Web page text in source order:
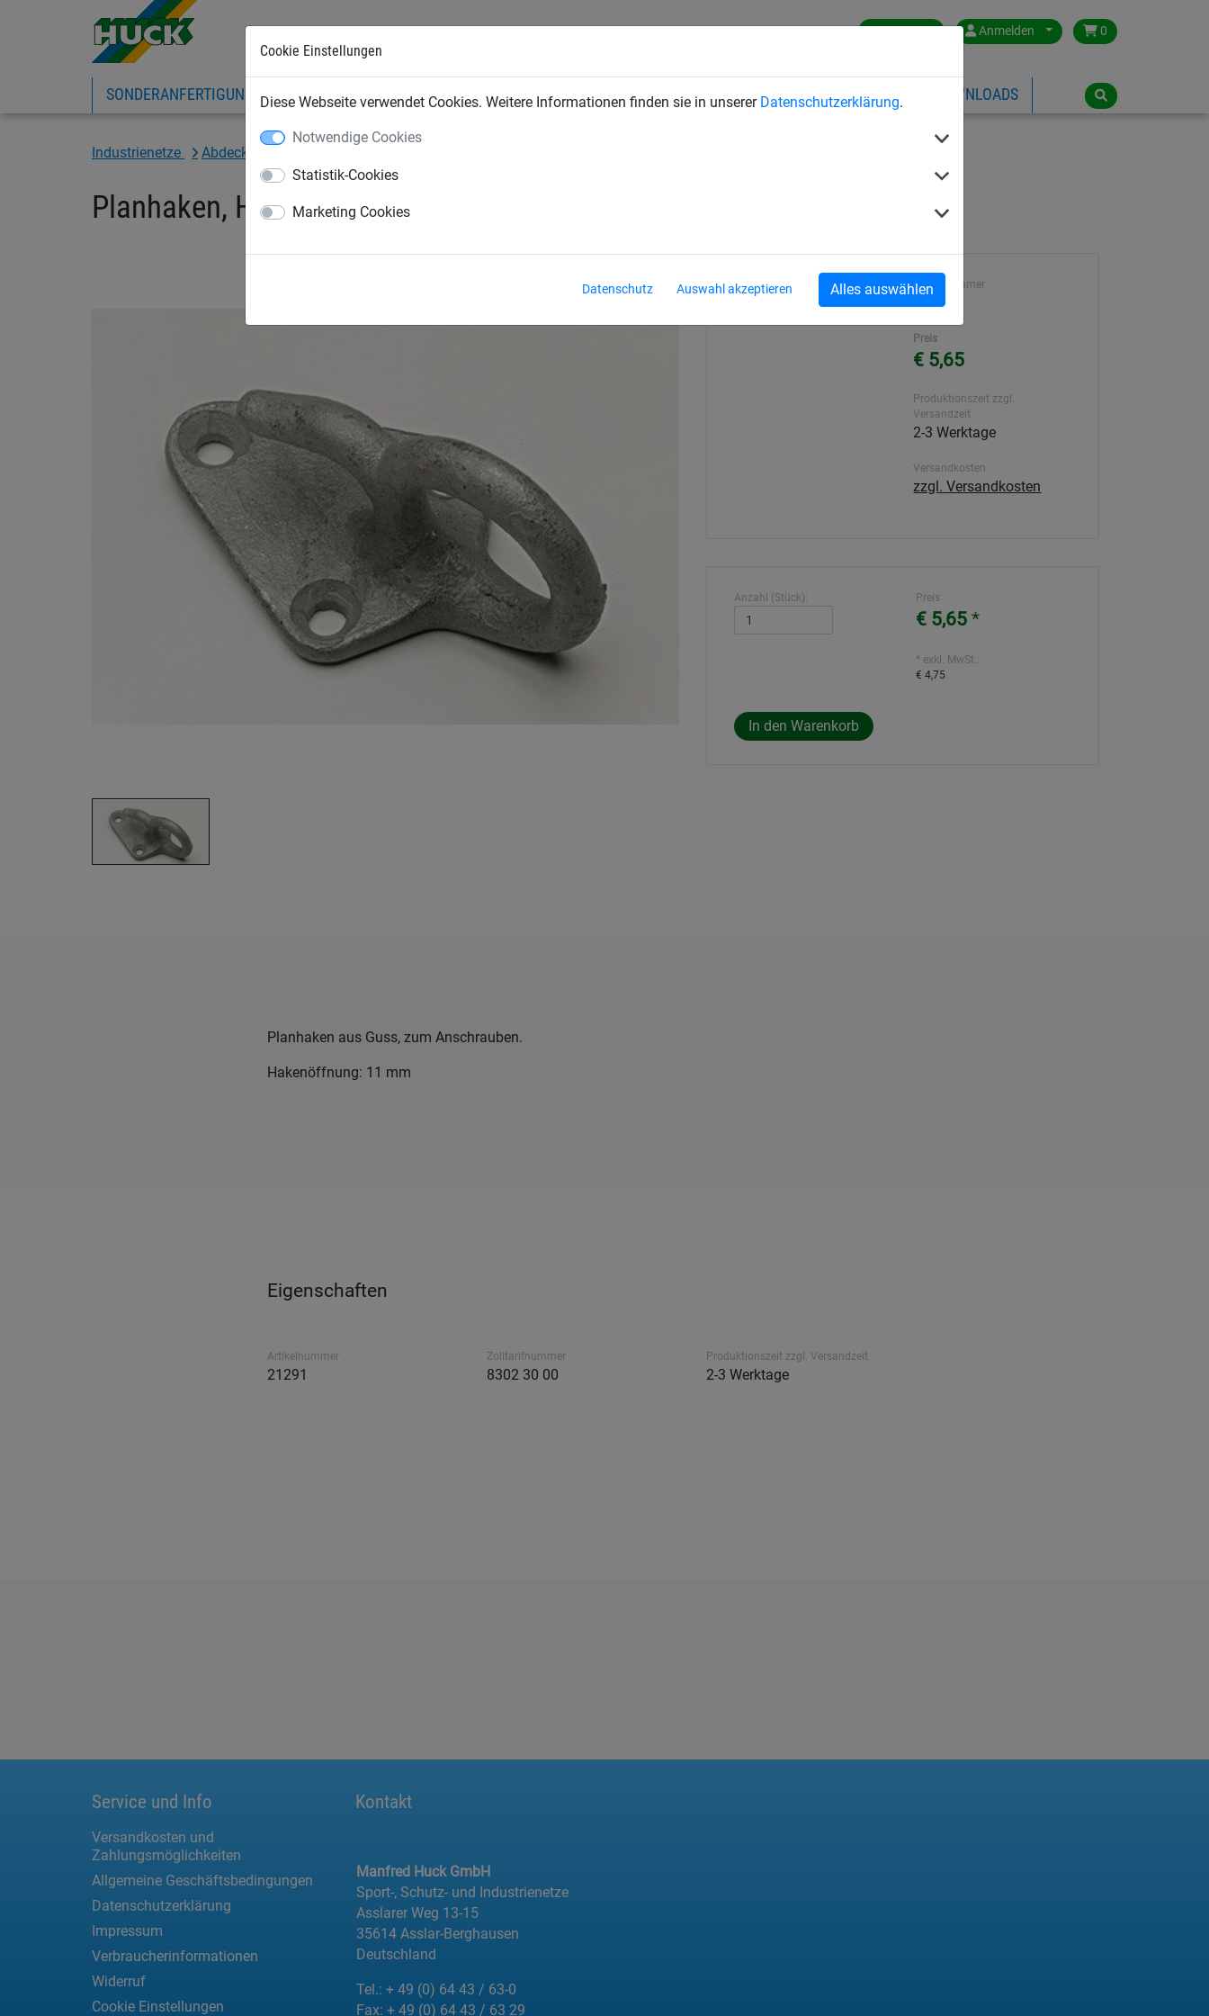
Cookie Einstellungen
Diese Webseite verwendet Cookies. Weitere Informationen finden sie in unserer Datenschutzerklärung.
Notwendige Cookies
Statistik-Cookies
Marketing Cookies
Datenschutz Auswahl akzeptieren Alles auswählen
Germany Anmelden 0
SONDERANFERTIGUNG SPORTNETZE INDUSTRIENETZE BAUSCHUTZNETZE SEILSPIELGERÄTE ÜBER HUCK DOWNLOADS
Industrienetze Abdecknetze und -planen
Planhaken, Hakenöffnung: 11 mm
Artikelnummer
21291
Preis
€ 5,65
Produktionszeit zzgl.
Versandzeit
2-3 Werktage
Versandkosten
zzgl. Versandkosten
Anzahl (Stück): Preis
€ 5,65 *
* exkl. MwSt.:
€ 4,75
Planhaken aus Guss, zum Anschrauben.
Hakenöffnung: 11 mm
Eigenschaften
Artikelnummer
21291
Zolltarifnummer
8302 30 00
Produktionszeit zzgl. Versandzeit
2-3 Werktage
Service und Info
Versandkosten und
Zahlungsmöglichkeiten
Allgemeine Geschäftsbedingungen
Datenschutzerklärung
Impressum
Verbraucherinformationen
Widerruf
Cookie Einstellungen
Kontakt
Manfred Huck GmbH
Sport-, Schutz- und Industrienetze
Asslarer Weg 13-15
35614 Asslar-Berghausen
Deutschland
Tel.: + 49 (0) 64 43 / 63-0
Fax: + 49 (0) 64 43 / 63 29